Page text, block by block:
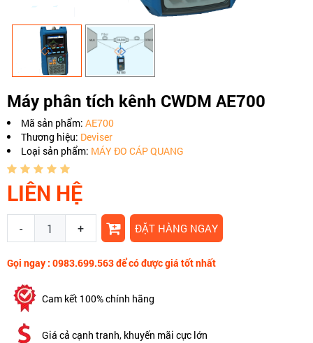
Máy phân tích kênh CWDM AE700
Mã sản phẩm: AE700
Thương hiệu: Deviser
Loại sản phẩm: MÁY ĐO CÁP QUANG
LIÊN HỆ
- + ĐẶT HÀNG NGAY
Gọi ngay : 0983.699.563 để có được giá tốt nhất
Cam kết 100% chính hãng
Giá cả cạnh tranh, khuyến mãi cực lớn